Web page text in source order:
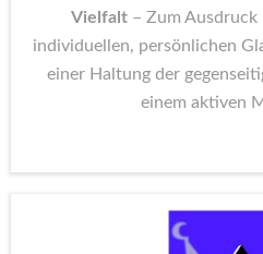
Vielfalt– Zum Ausdruck
individuellen, persönlichen
einer Haltung der
einem aktiven